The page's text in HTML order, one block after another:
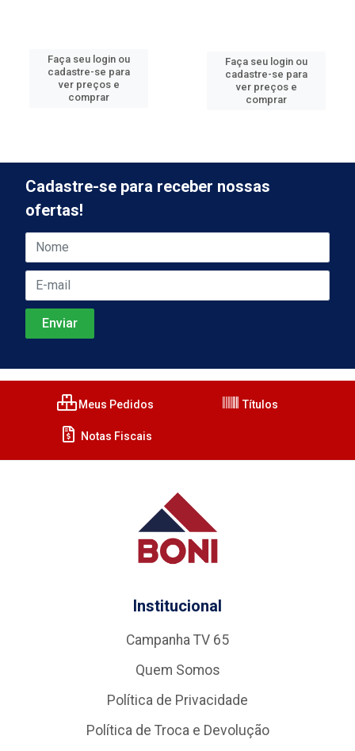
Faça seu login ou
cadastre-se para
ver preços e
comprar
Faça seu login ou
cadastre-se para
ver preços e
comprar
Cadastre-se para receber nossas
ofertas!
Meus Pedidos Títulos
Notas Fiscais
Institucional
Campanha TV 65
Quem Somos
Política de Privacidade
Política de Troca e Devolução